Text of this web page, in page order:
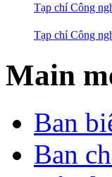
Tạp chí Công
Tạp chí Công
Main
Ban
Ban